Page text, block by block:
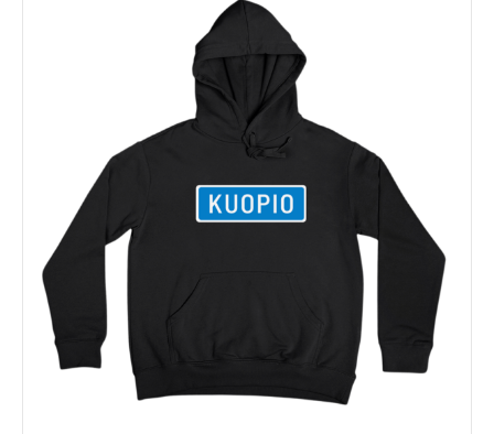
Tuotteella on 14 vuorokauden palautusaika siitä, kun
tuote on toimitettu. Mikäli tuotteessa on valmistusvirhe
tai se on vaurioitunut lähetyksessä, saat korvaavan
tuotteen tilalle tai sen hinta korvataan kokonaan tai
osittain. Asiakkaalla on vaihto-oikeus toiseen
samankaltaiseen tuotteeseen, tai eri tuotteeseen. Mikäli
tilaaja palauttaa koko tilauksen, rahanpalautus koskee
vain alkuperäisen tilauksen kokonaissummaa josta on
vähennetty tuotepalautuksen kustannusta vastaava
hinta 5,90 €. Palautettavan tuotteen tulee olla
myyntikuntoinen, käyttämätön ja siisti.
Noutamattomasta ja palautuneesta paketista
pidätämme takaisin lähettämisestä aiheutuvan
kustannuksen 5,90 €.
ota toki yhteyttä, vastaamme